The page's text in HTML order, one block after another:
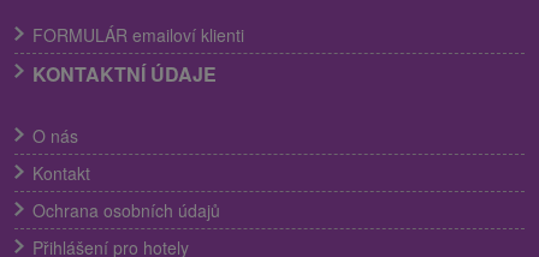
FORMULÁR emailoví klienti
KONTAKTNÍ ÚDAJE
O nás
Kontakt
Ochrana osobních údajů
Přihlášení pro hotely